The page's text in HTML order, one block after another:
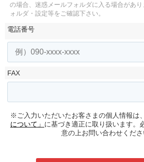
の場合、迷惑メールフォルダに入る場合があり
ォルダ・設定等をご確認下さい。
電話番号
FAX
※ご入力いただいたお客さまの個人情報は、
について」 に基づき適正に取り扱います。
意の上お問い合わせくださ